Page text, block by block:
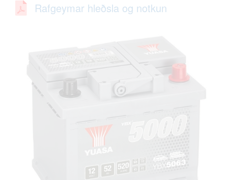
Rafgeymar hleðsla og notkun